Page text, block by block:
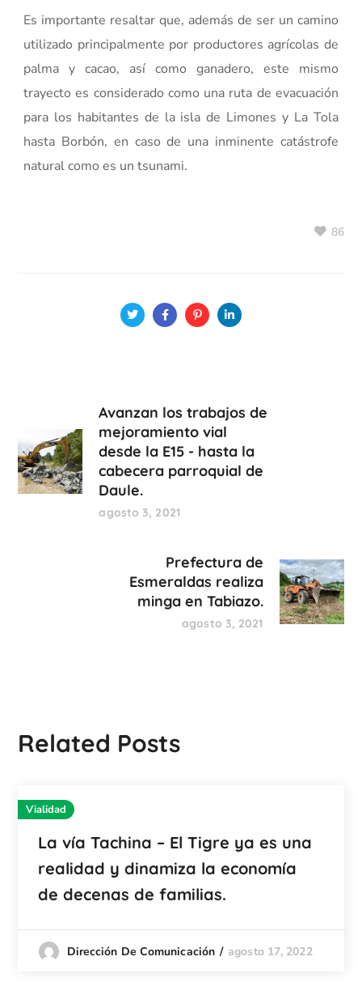
Es importante resaltar que, además de ser un camino
utilizado principalmente por productores agrícolas de
palma y cacao, así como ganadero, este mismo
trayecto es considerado como una ruta de evacuación
para los habitantes de la isla de Limones y La Tola
hasta Borbón, en caso de una inminente catástrofe
natural como es un tsunami.
86
Avanzan los trabajos de
mejoramiento vial
desde la E15 - hasta la
cabecera parroquial de
Daule.
agosto 3, 2021
Prefectura de
Esmeraldas realiza
minga en Tabiazo.
agosto 3, 2021
Related Posts
Vialidad
La vía Tachina – El Tigre ya es una
realidad y dinamiza la economía
de decenas de familias.
Dirección De Comunicación agosto 17, 2022